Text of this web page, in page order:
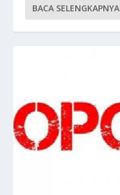
BACA SELENGKAPNYA